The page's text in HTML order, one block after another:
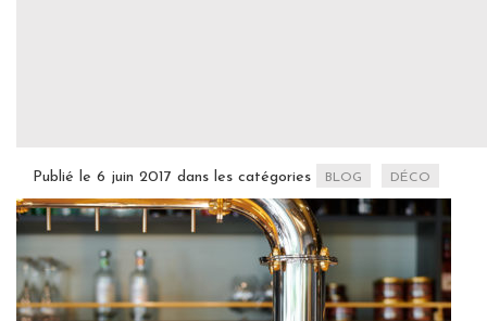
Publié le 6 juin 2017 dans les catégories BLOG DÉCO